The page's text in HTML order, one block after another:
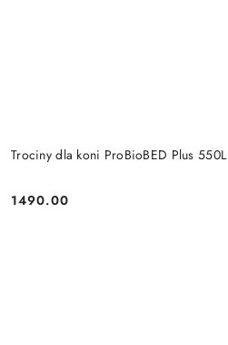
Trociny dla koni ProBioBED Plus 550L
Cena:
1490.00